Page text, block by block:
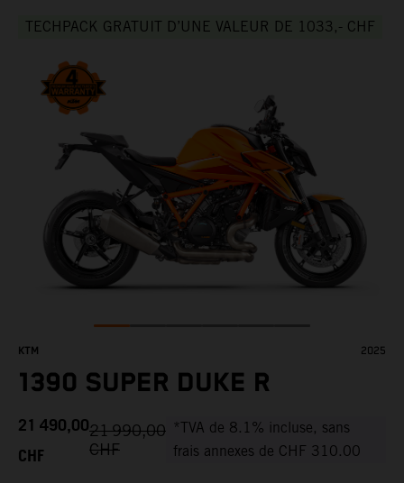
TECHPACK GRATUIT D’UNE VALEUR DE 1033,- CHF
KTM 2025
1390 SUPER DUKE R
21 490,00
CHF
21 990,00
CHF
*TVA de 8.1% incluse, sans
frais annexes de CHF 310.00